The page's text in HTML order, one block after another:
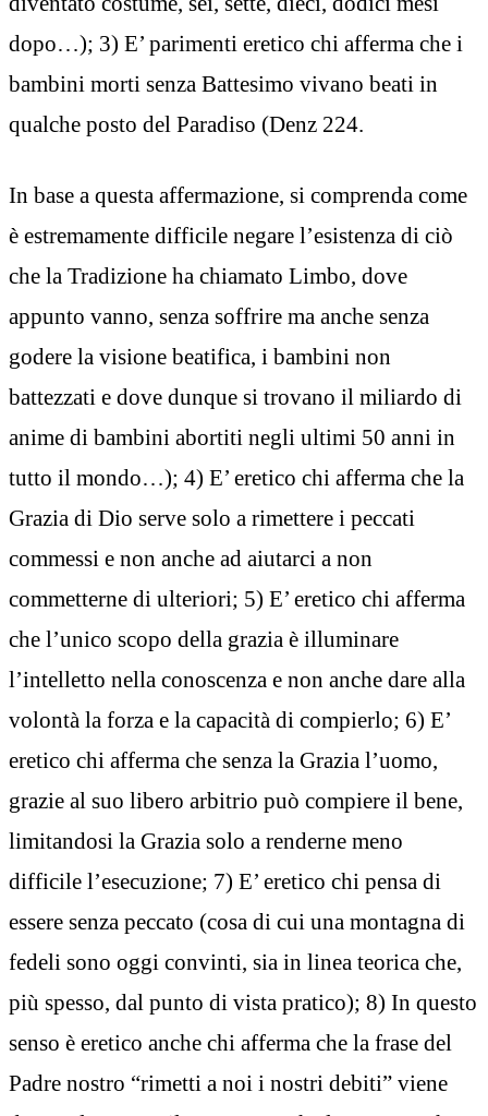
dopo…); 3) E’ parimenti eretico chi afferma che i
bambini morti senza Battesimo vivano beati in
qualche posto del Paradiso (Denz 224.
In base a questa affermazione, si comprenda come
è estremamente difficile negare l’esistenza di ciò
che la Tradizione ha chiamato Limbo, dove
appunto vanno, senza soffrire ma anche senza
godere la visione beatifica, i bambini non
battezzati e dove dunque si trovano il miliardo di
anime di bambini abortiti negli ultimi 50 anni in
tutto il mondo…); 4) E’ eretico chi afferma che la
Grazia di Dio serve solo a rimettere i peccati
commessi e non anche ad aiutarci a non
commetterne di ulteriori; 5) E’ eretico chi afferma
che l’unico scopo della grazia è illuminare
l’intelletto nella conoscenza e non anche dare alla
volontà la forza e la capacità di compierlo; 6) E’
eretico chi afferma che senza la Grazia l’uomo,
grazie al suo libero arbitrio può compiere il bene,
limitandosi la Grazia solo a renderne meno
difficile l’esecuzione; 7) E’ eretico chi pensa di
essere senza peccato (cosa di cui una montagna di
fedeli sono oggi convinti, sia in linea teorica che,
più spesso, dal punto di vista pratico); 8) In questo
senso è eretico anche chi afferma che la frase del
Padre nostro “rimetti a noi i nostri debiti” viene